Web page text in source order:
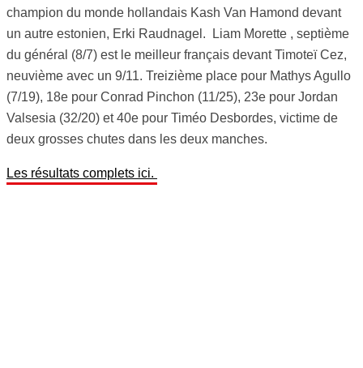
champion du monde hollandais Kash Van Hamond devant
un autre estonien, Erki Raudnagel. Liam Morette , septième
du général (8/7) est le meilleur français devant Timoteï Cez,
neuvième avec un 9/11. Treizième place pour Mathys Agullo
(7/19), 18e pour Conrad Pinchon (11/25), 23e pour Jordan
Valsesia (32/20) et 40e pour Timéo Desbordes, victime de
deux grosses chutes dans les deux manches.
Les résultats complets ici.